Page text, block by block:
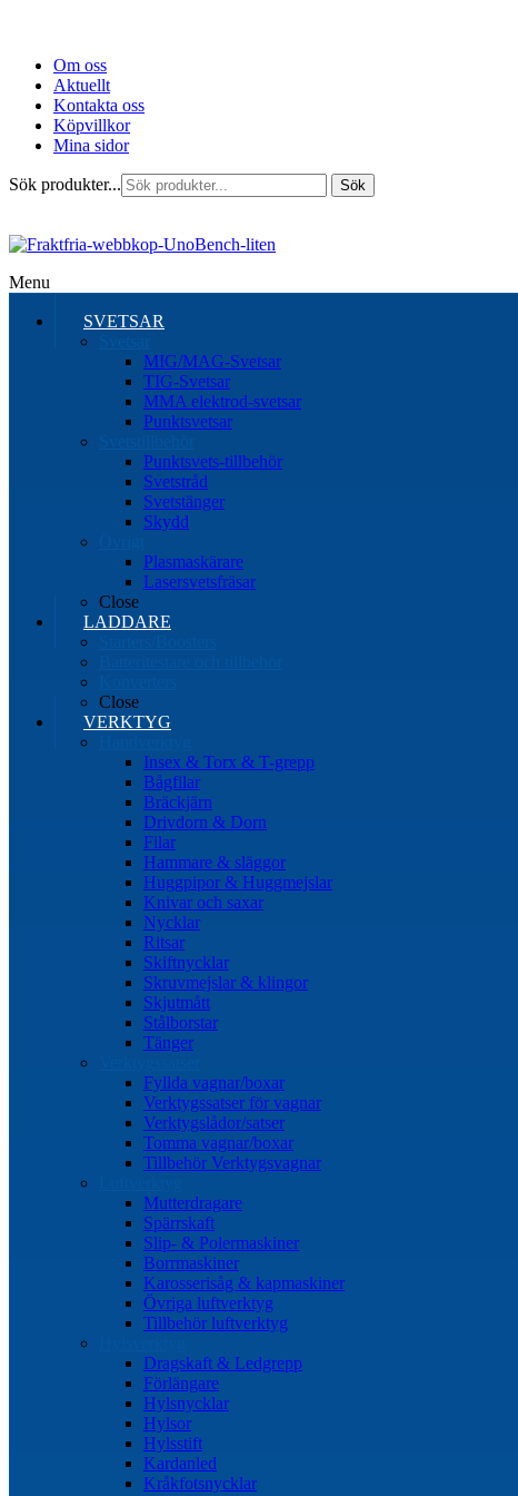
Om oss
Aktuellt
Kontakta oss
Köpvillkor
Mina sidor
Sök produkter... Sök
Menu
SVETSAR
MIG/MAG-Svetsar
TIG-Svetsar
MMA elektrod-svetsar
Punktsvetsar
Punktsvets-tillbehör
Svetstråd
Svetstänger
Skydd
Plasmaskärare
Lasersvetsfräsar
Close
LADDARE
Close
VERKTYG
Insex & Torx & T-grepp
Bågfilar
Bräckjärn
Drivdorn & Dorn
Filar
Hammare & släggor
Huggpipor & Huggmejslar
Knivar och saxar
Nycklar
Ritsar
Skiftnycklar
Skruvmejslar & klingor
Skjutmått
Stålborstar
Tänger
Fyllda vagnar/boxar
Verktygssatser för vagnar
Verktygslådor/satser
Tomma vagnar/boxar
Tillbehör Verktygsvagnar
Mutterdragare
Spärrskaft
Slip- & Polermaskiner
Borrmaskiner
Karosserisåg & kapmaskiner
Övriga luftverktyg
Tillbehör luftverktyg
Dragskaft & Ledgrepp
Förlängare
Hylsnycklar
Hylsor
Hylsstift
Kardanled
Kråkfotsnycklar